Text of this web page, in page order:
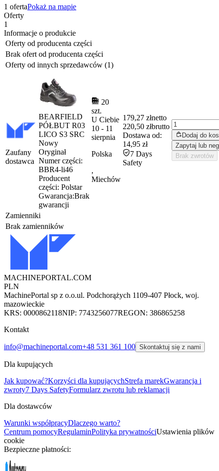
1 ofertaPokaż na mapie
Oferty
1
Informacje o produkcie
Oferty od producenta części
Brak ofert od producenta części
Oferty od innych sprzedawców (1)
Zaufany
dostawca
BEARFIELD
PÓŁBUT R03
LICO S3 SRC
Nowy
Oryginał
Numer części:
BBR4-li46
Producent
części: Polstar
Gwarancja:Brak
gwarancji
20
szt.
U Ciebie
10 - 11
sierpnia
Polska
,
Miechów
179,27 złnetto
220,50 złbrutto
Dostawa od:
14,95 zł
7 Days
Safety
Dodaj do
Zapytaj lub
Brak zwrotów
Zamienniki
Brak zamienników
MACHINEPORTAL.COM
PLN
MachinePortal sp z o.o.ul. Podchorążych 1109-407 Płock, woj.
mazowieckie
KRS: 0000862118NIP: 7743256077REGON: 386865258
Kontakt
info@machineportal.com+48 531 361 100 Skontaktuj się z nami
Dla kupujących
Jak kupować?Korzyści dla kupującychStrefa marekGwarancja i
zwroty7 Days SafetyFormularz zwrotu lub reklamacji
Dla dostawców
Warunki współpracyDlaczego warto?
Centrum pomocyRegulaminPolityka prywatnościUstawienia plików
cookie
Bezpieczne płatności: